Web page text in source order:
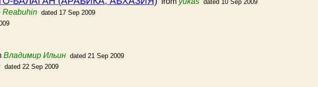
dated 10 Sep 2009
Reabuhin dated 17 Sep 2009
Владимир Ильин dated 21 Sep 2009
dated 22 Sep 2009